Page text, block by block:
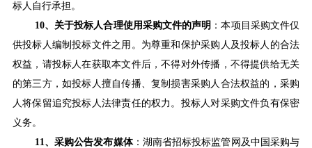
标人自行承担。
10、 关于投标人合理使用采购文件的声明 ：本项目采购文件仅
供投标人编制投标文件之用。为尊重和保护采购人及投标人的合法
权益，请投标人在获取本文件后，不得对外传播，不得提供给无关
的第三方，如投标人擅自传播、复制损害采购人合法权益的，采购
人将保留追究投标人法律责任的权力。投标人对采购文件负有保密
义务。
11 、采购公告发布媒体：湖南省招标投标监管网及中国采购与